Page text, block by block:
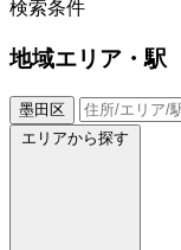
検索条件
地域エリア・駅
墨田区
エリアから探す